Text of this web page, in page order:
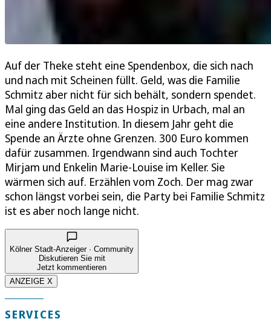
Auf der Theke steht eine Spendenbox, die sich nach
und nach mit Scheinen füllt. Geld, was die Familie
Schmitz aber nicht für sich behält, sondern spendet.
Mal ging das Geld an das Hospiz in Urbach, mal an
eine andere Institution. In diesem Jahr geht die
Spende an Ärzte ohne Grenzen. 300 Euro kommen
dafür zusammen. Irgendwann sind auch Tochter
Mirjam und Enkelin Marie-Louise im Keller. Sie
wärmen sich auf. Erzählen vom Zoch. Der mag zwar
schon längst vorbei sein, die Party bei Familie Schmitz
ist es aber noch lange nicht.
Kölner Stadt-Anzeiger · Community
Diskutieren Sie mit
Jetzt kommentieren
ANZEIGE X
SERVICES